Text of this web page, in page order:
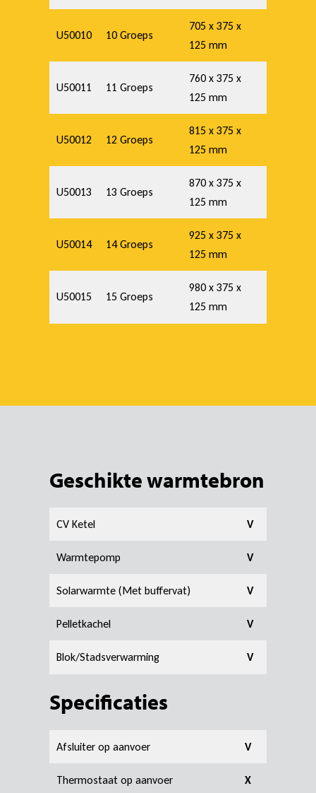
U50010 10 Groeps
705 x 375 x
125 mm
U50011 11 Groeps
760 x 375 x
125 mm
U50012 12 Groeps
815 x 375 x
125 mm
U50013 13 Groeps
870 x 375 x
125 mm
U50014 14 Groeps
925 x 375 x
125 mm
U50015 15 Groeps
980 x 375 x
125 mm
Geschikte warmtebron
CV Ketel V
Warmtepomp V
Solarwarmte (Met buffervat) V
Pelletkachel V
Blok/Stadsverwarming V
Specificaties
Afsluiter op aanvoer V
Thermostaat op aanvoer X